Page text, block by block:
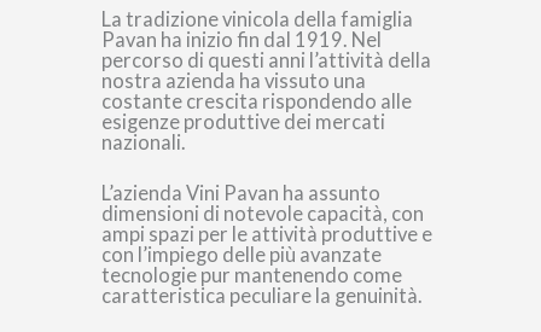
La tradizione vinicola della famiglia
Pavan ha inizio fin dal 1919. Nel
percorso di questi anni l’attività della
nostra azienda ha vissuto una
costante crescita rispondendo alle
esigenze produttive dei mercati
nazionali.
L’azienda Vini Pavan ha assunto
dimensioni di notevole capacità, con
ampi spazi per le attività produttive e
con l’impiego delle più avanzate
tecnologie pur mantenendo come
caratteristica peculiare la genuinità.